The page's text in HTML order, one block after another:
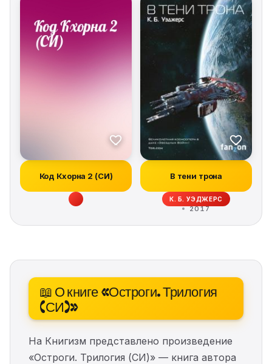
Код Кхорна 2 (СИ) В тени трона
К. Б. УЭДЖЕРС
2017
📖 О книге «Остроги. Трилогия
(СИ)»
На Книгизм представлено произведение
«Остроги. Трилогия (СИ)» — книга автора